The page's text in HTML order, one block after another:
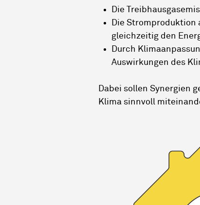
Die
Die Stromproduktion
gleichzeitig den
Durch
Auswirkungen des
Dabei sollen Synergien
Klima sinnvoll